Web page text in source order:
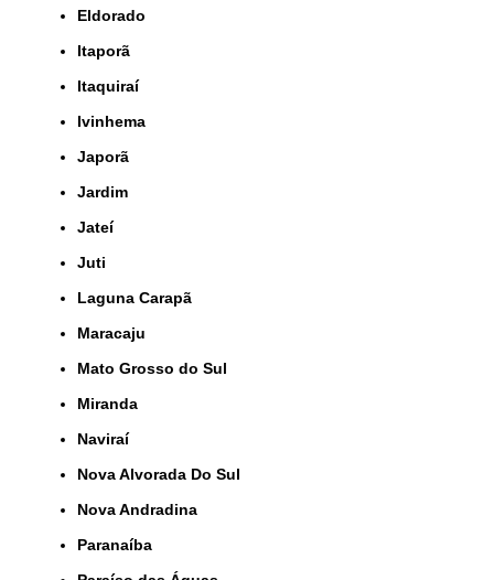
Eldorado
Itaporã
Itaquiraí
Ivinhema
Japorã
Jardim
Jateí
Juti
Laguna Carapã
Maracaju
Mato Grosso do Sul
Miranda
Naviraí
Nova Alvorada Do Sul
Nova Andradina
Paranaíba